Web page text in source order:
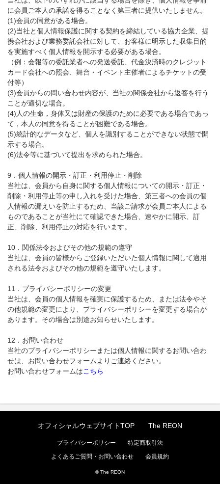
に会員ご本人の承諾を得ることなく第三者に提供いたしません。
(1)会員の同意がある場合。
(2)当社と個人情報保護に関する契約を締結している協力企業、提
携会社および業務委託会社に対して、お客様に明示した収集目的
を実施すべく個人情報を開示する必要がある場合。
（例：会報等の委託業者への発送委託、代金決済時のクレジット
カード会社への照会、舞台・イベント主催者によるチケットの受
付等）
(3)会員からの問い合わせ内容が、当社の関係会社から返答を行う
ことが適切な場合。
(4)人の生命，身体又は財産の保護のために必要である場合であっ
て，本人の同意を得ることが困難である場合。
(5)統計的なデータなど、個人を識別することができない状態で開
示する場合。
(6)法令等に基づいて提出を求められた場合。
9．個人情報の開示・訂正・利用停止・削除
当社は、会員から自身に関する個人情報についての開示・訂正・
削除・利用停止等の申し入れを受けた場合、第三者への会員の個
人情報の漏えいを防止するため、当該ご請求が会員ご本人による
ものであることが当社にて確認できた場合、速やかに開示、訂
正、削除、利用停止の対応を行います。
10．関係法令およびその他の規範の遵守
当社は、会員の皆様からご登録いただいた個人情報に関して適用
される法令およびその他の規範を遵守いたします。
11．プライバシーポリシーの変更
当社は、会員の個人情報を確実に保護するため、または法令やそ
の他規範の変更により、プライバシーポリシーを変更する場合が
あります。その場合は別途お知らせいたします。
12．お問い合わせ
当社のプライバシーポリシーまたは個人情報に関するお問い合わ
せは、お問い合わせフォームよりご連絡ください。
お問い合わせフォームはこちら
オフィシャルウェブサイトTOP The REON
プライバシーポリシー
特定商取引法
よくあるご質問・お問い合わせ
会員規約
© The REON